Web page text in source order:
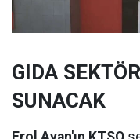
GIDA
SUNACAK